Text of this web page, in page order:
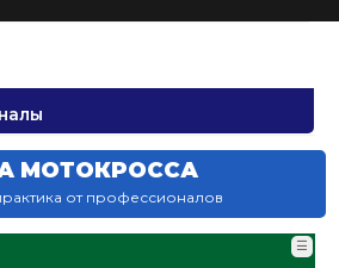
МОТОКРОССА
от профессионалов
☰